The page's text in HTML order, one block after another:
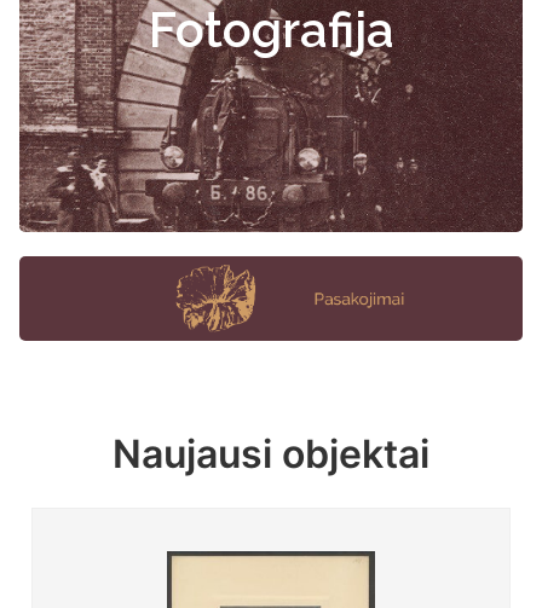
Fotografija
Naujausi objektai